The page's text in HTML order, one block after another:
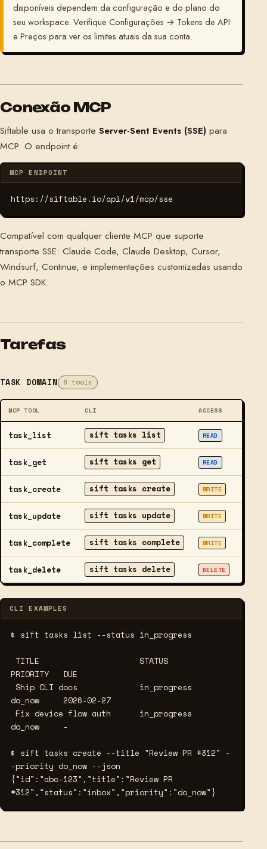
disponíveis dependem da configuração e do plano do
seu workspace. Verifique Configurações → Tokens de API
e Preços para ver os limites atuais da sua conta.
Conexão MCP
Siftable usa o transporte Server-Sent Events (SSE) para
MCP. O endpoint é:
MCP ENDPOINT
https://siftable.io/api/v1/mcp/sse
Compatível com qualquer cliente MCP que suporte
transporte SSE: Claude Code, Claude Desktop, Cursor,
Windsurf, Continue, e implementações customizadas usando
o MCP SDK.
Tarefas
TASK DOMAIN 6 tools
MCP TOOL CLI ACCESS
task_list sift tasks list READ
task_get sift tasks get READ
task_create sift tasks create WRITE
task_update sift tasks update WRITE
task_complete sift tasks complete WRITE
task_delete sift tasks delete DELETE
CLI EXAMPLES
$ sift tasks list --status in_progress
PRIORITY   DUE
do_now     2026-02-27
do_now     -
$ sift tasks create --title "Review PR #312" -
-priority do_now --json
{"id":"abc-123","title":"Review PR
#312","status":"inbox","priority":"do_now"}